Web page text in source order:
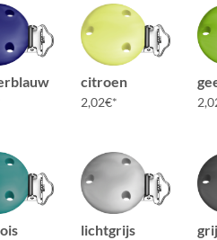
citroen
2,02€
lichtgrijs